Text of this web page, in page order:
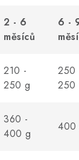
2 - 6
měsíců
6 -
210 -
250 g
250
250
360 -
400 g
400